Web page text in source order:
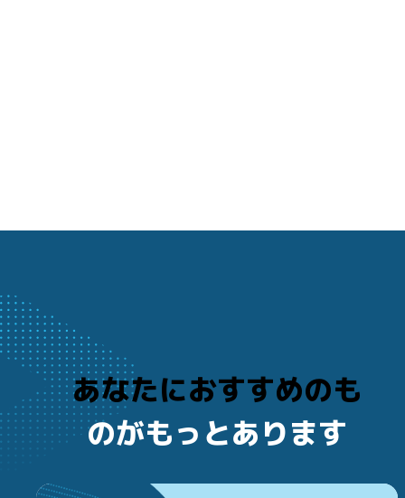
あなたにおすすめのも
のがもっとあります